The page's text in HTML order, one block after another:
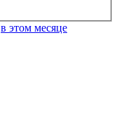
в этом месяце